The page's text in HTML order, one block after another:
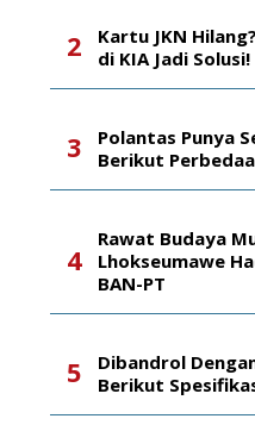
Kartu JKN
di KIA Jadi Solusi!
Polantas Punya
Berikut
Rawat Budaya
Lhokseumawe
BAN-PT
Dibandrol
Berikut